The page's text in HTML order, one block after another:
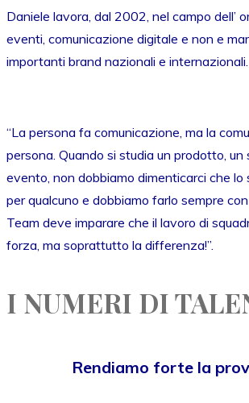
Daniele lavora, dal 2002, nel campo dell’
eventi, comunicazione digitale e non e
importanti brand nazionali e internazionali.
“La persona fa comunicazione, ma la
persona. Quando si studia un prodotto, un
evento, non dobbiamo dimenticarci che lo
per qualcuno e dobbiamo farlo sempre
Team deve imparare che il lavoro di
forza, ma soprattutto la differenza!”.
I NUMERI DI
Rendiamo forte la